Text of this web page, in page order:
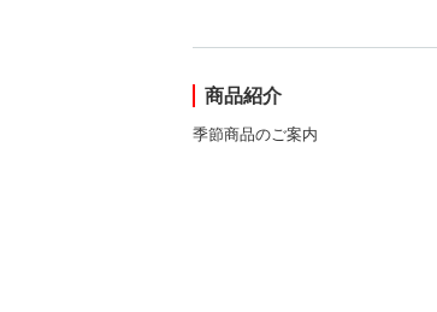
商品紹介
季節商品のご案内